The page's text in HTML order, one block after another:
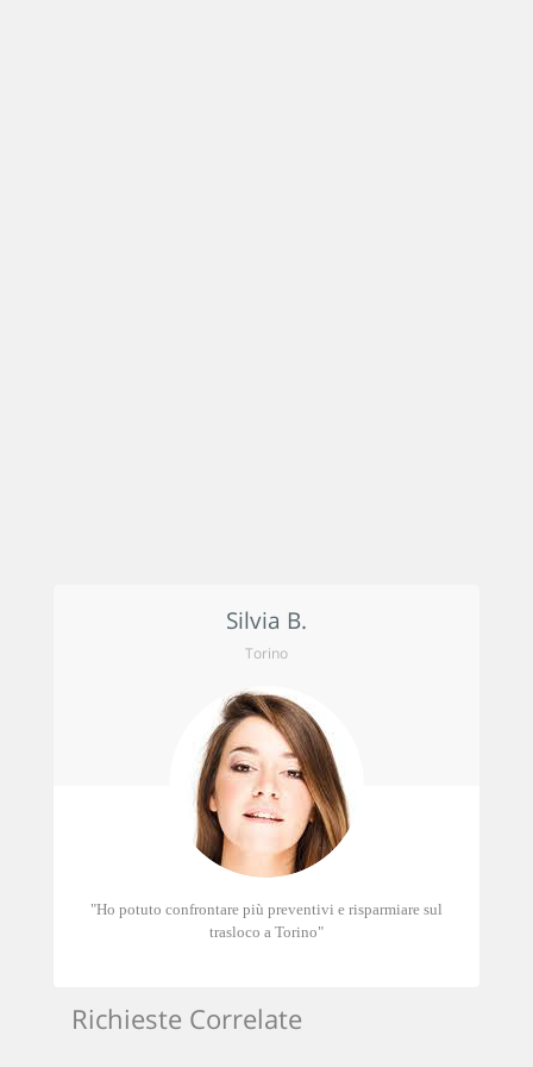
Silvia B.
Torino
"Ho potuto confrontare più preventivi e risparmiare sul
trasloco a Torino"
Richieste Correlate